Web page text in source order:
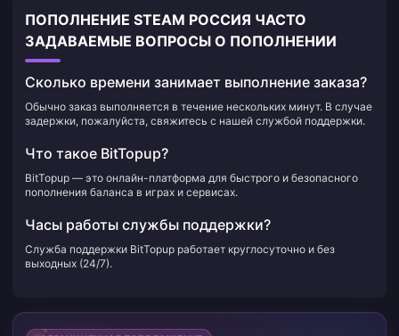
ПОПОЛНЕНИЕ STEAM РОССИЯ ЧАСТО
ЗАДАВАЕМЫЕ ВОПРОСЫ О ПОПОЛНЕНИИ
Сколько времени занимает выполнение заказа?
Обычно заказ выполняется в течение нескольких минут. В случае
задержки, пожалуйста, свяжитесь с нашей службой поддержки.
Что такое BitTopup?
BitTopup — это онлайн-платформа для быстрого и безопасного
пополнения баланса в играх и сервисах.
Часы работы службы поддержки?
Служба поддержки BitTopup работает круглосуточно и без
выходных (24/7).